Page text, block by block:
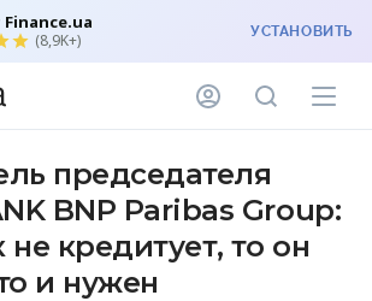
(8,9K+) УСТАНОВИТЬ
председателя
BNP Paribas Group:
не кредитует, то он
и нужен